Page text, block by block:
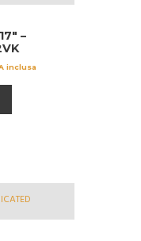
–
inclusa